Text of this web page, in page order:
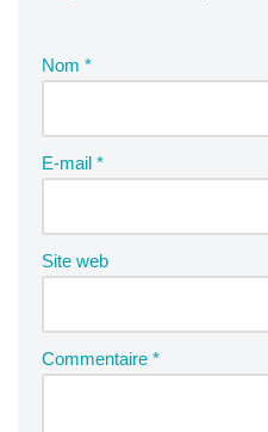
Nom *
E-mail *
Site web
Commentaire *